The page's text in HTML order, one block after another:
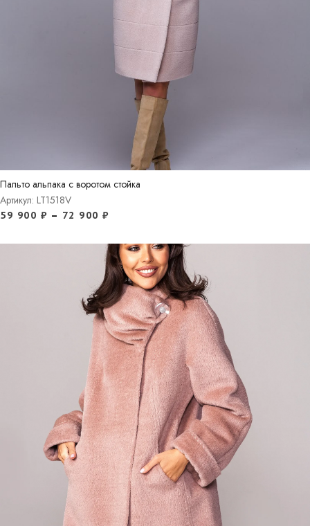
Пальто альпака с воротом стойка
Артикул: LT1518V
59 900 ₽ – 72 900 ₽